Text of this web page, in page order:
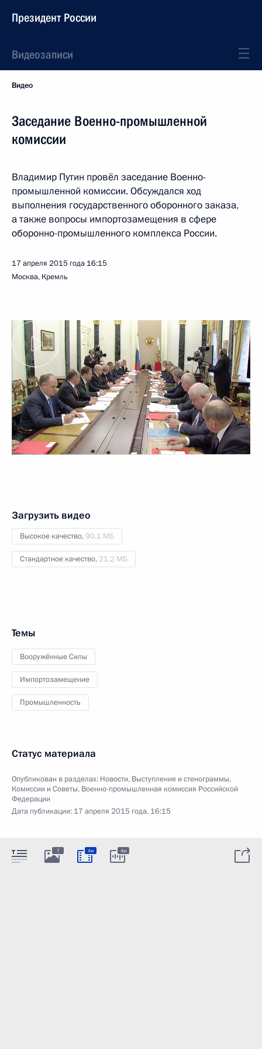
Президент России
Видеозаписи
Видео
Заседание Военно-промышленной
комиссии
Владимир Путин провёл заседание Военно-
промышленной комиссии. Обсуждался ход
выполнения государственного оборонного заказа,
а также вопросы импортозамещения в сфере
оборонно-промышленного комплекса России.
17 апреля 2015 года 16:15
Москва, Кремль
Загрузить видео
Высокое качество,90.1 МБ
Стандартное качество, 21.2 МБ
Темы
Вооружённые Силы
Импортозамещение
Промышленность
Статус материала
Опубликован в разделах: Новости, Выступления и стенограммы,
Комиссии и Советы, Военно-промышленная комиссия Российской
Федерации
Дата публикации: 17 апреля 2015 года, 16:15
7 4м 4м